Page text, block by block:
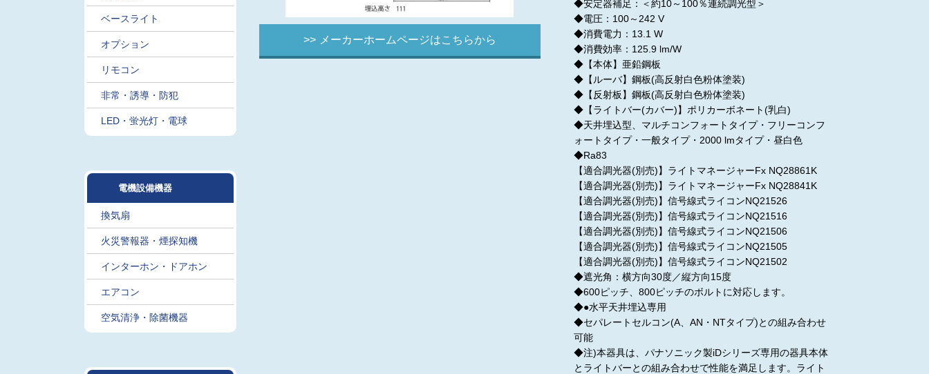
ベースライト
オプション
リモコン
非常・誘導・防犯
LED・蛍光灯・電球
電機設備機器
換気扇
火災警報器・煙探知機
インターホン・ドアホン
エアコン
空気清浄・除菌機器
メーカーホームページはこちらから
◆安定器補足：＜約10～100％連続調光型＞
◆電圧：100～242 V
◆消費電力：13.1 W
◆消費効率：125.9 lm/W
◆【本体】亜鉛鋼板
◆【ルーバ】鋼板(高反射白色粉体塗装)
◆【反射板】鋼板(高反射白色粉体塗装)
◆【ライトバー(カバー)】ポリカーボネート(乳白)
◆天井埋込型、マルチコンフォートタイプ・フリーコンフ
ォートタイプ・一般タイプ・2000 lmタイプ・昼白色
◆Ra83
【適合調光器(別売)】ライトマネージャーFx NQ28861K
【適合調光器(別売)】ライトマネージャーFx NQ28841K
【適合調光器(別売)】信号線式ライコンNQ21526
【適合調光器(別売)】信号線式ライコンNQ21516
【適合調光器(別売)】信号線式ライコンNQ21506
【適合調光器(別売)】信号線式ライコンNQ21505
【適合調光器(別売)】信号線式ライコンNQ21502
◆遮光角：横方向30度／縦方向15度
◆600ピッチ、800ピッチのボルトに対応します。
◆●水平天井埋込専用
◆セパレートセルコン(A、AN・NTタイプ)との組み合わせ
可能
◆注)本器具は、パナソニック製iDシリーズ専用の器具本体
とライトバーとの組み合わせで性能を満足します。ライト